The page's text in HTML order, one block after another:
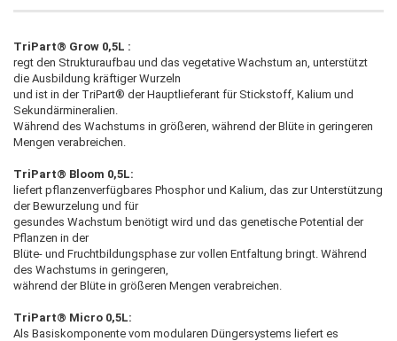
TriPart® Grow 0,5L :
regt den Strukturaufbau und das vegetative Wachstum an, unterstützt
die Ausbildung kräftiger Wurzeln
und ist in der TriPart® der Hauptlieferant für Stickstoff, Kalium und
Sekundärmineralien.
Während des Wachstums in größeren, während der Blüte in geringeren
Mengen verabreichen.
TriPart® Bloom 0,5L:
liefert pflanzenverfügbares Phosphor und Kalium, das zur Unterstützung
der Bewurzelung und für
gesundes Wachstum benötigt wird und das genetische Potential der
Pflanzen in der
Blüte- und Fruchtbildungsphase zur vollen Entfaltung bringt. Während
des Wachstums in geringeren,
während der Blüte in größeren Mengen verabreichen.
TriPart® Micro 0,5L:
Als Basiskomponente vom modularen Düngersystems liefert es